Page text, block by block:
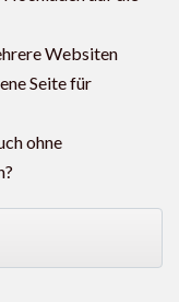
Websiten
Seite für
ohne